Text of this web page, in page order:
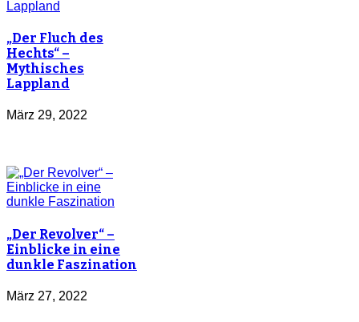
„Der Fluch des
Hechts“ –
Mythisches
Lappland
März 29, 2022
„Der Revolver“ –
Einblicke in eine
dunkle Faszination
März 27, 2022